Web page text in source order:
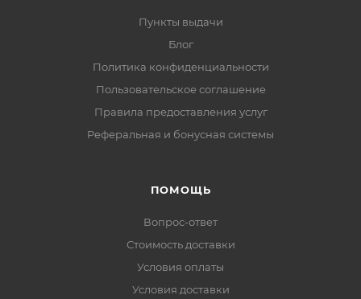
Пункты выдачи
Блог
Политика конфиденциальности
Пользовательское соглашение
Правила предоставления услуг
Реферальная и бонусная системы
ПОМОЩЬ
Вопрос-ответ
Стоимость доставки
Условия оплаты
Условия доставки